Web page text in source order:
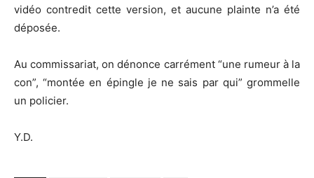
vidéo contredit cette version, et aucune plainte n’a été
déposée.
Au commissariat, on dénonce carrément “une rumeur à la
con”, “montée en épingle je ne sais par qui” grommelle
un policier.
Y.D.